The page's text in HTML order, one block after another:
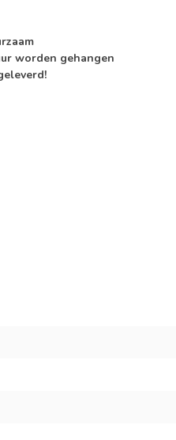
worden gehangen